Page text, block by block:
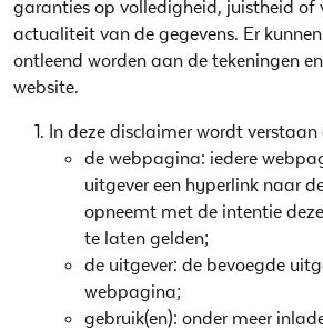
garanties op volledigheid, juistheid of
actualiteit van de gegevens. Er
ontleend worden aan de tekeningen
website.
In deze disclaimer wordt verstaan
de webpagina: iedere
uitgever een hyperlink naar
opneemt met de intentie
te laten gelden;
de uitgever: de bevoegde
webpagina;
gebruik(en): onder meer